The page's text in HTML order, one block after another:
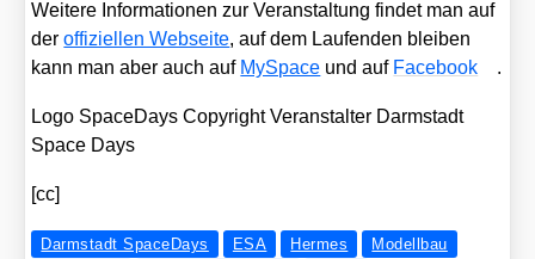
Wei­te­re Infor­ma­tio­nen zur Ver­an­stal­tung fin­det man auf
deroffi­zi­el­len Web­sei­te, auf dem Lau­fen­den blei­ben
kann man aber auch auf MySpace und auf Face­book .
Logo Spa­ce­Days Copy­right Ver­an­stal­ter Darm­stadt
Space Days
[cc]
Darmstadt SpaceDays ESA Hermes
Modellbau